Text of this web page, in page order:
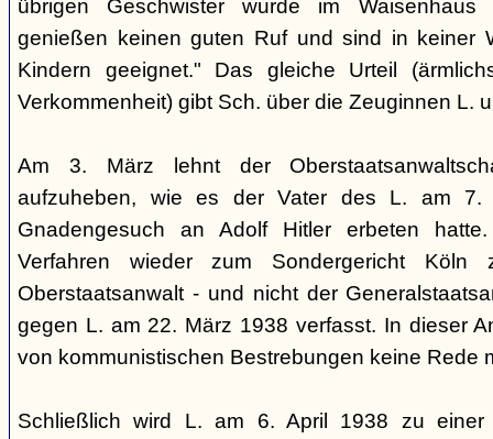
übrigen Geschwister wurde im Waisenhaus
genießen keinen guten Ruf und sind in keiner
Kindern geeignet." Das gleiche Urteil
Verkommenheit) gibt Sch. über die Zeuginnen L.
Am 3. März lehnt der
aufzuheben, wie es der Vater des L. am 7.
Gnadengesuch an Adolf Hitler erbeten
Verfahren wieder zum Sondergericht Köln
Oberstaatsanwalt - und nicht der
gegen L. am 22. März 1938 verfasst. In dieser
von kommunistischen Bestrebungen keine Rede
Schließlich wird L. am 6. April 1938 zu einer